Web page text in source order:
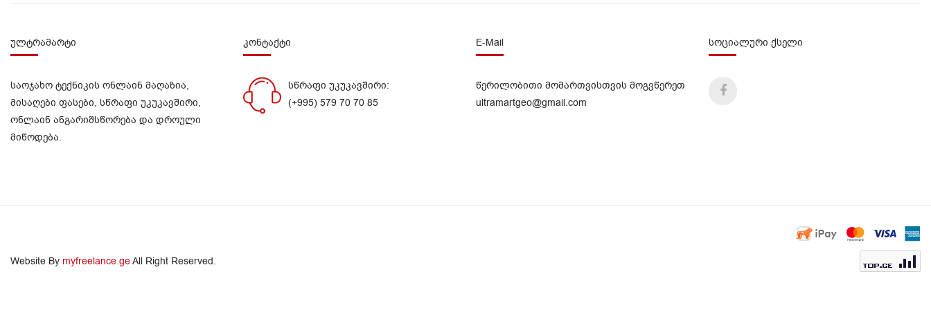
ულტრამარტი
საოჯახო ტექნიკის ონლაინ მაღაზია,
მისაღები ფასები, სწრაფი უკუკავშირი,
ონლაინ ანგარიშსწორება და დროული
მიწოდება.
კონტაქტი
სწრაფი უკუკავშირი:
(+995) 579 70 70 85
E-Mail
წერილობითი მომართვისთვის მოგვწერეთ
ultramartgeo@gmail.com
სოციალური ქსელი
Website By myfreelance.geAll Right Reserved.